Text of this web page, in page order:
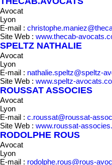
Avocat
Lyon
E-mail :
Site Web : www.thecab-
SPELTZ NATHALIE
Avocat
Lyon
E-mail : nathalie.speltz@speltz-
Site Web : www.speltz-
ROUSSAT ASSOCIES
Avocat
Lyon
E-mail : c.roussat@roussat-
Site Web : www.roussat-
RODOLPHE ROUS
Avocat
Lyon
E-mail : rodolphe.rous@rous-